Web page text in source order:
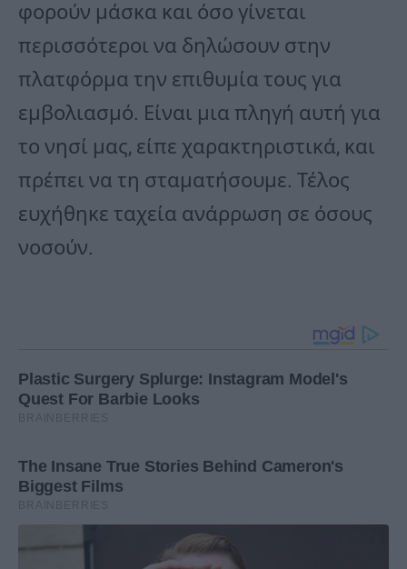
φορούν μάσκα και όσο γίνεται
περισσότεροι να δηλώσουν στην
πλατφόρμα την επιθυμία τους για
εμβολιασμό. Είναι μια πληγή αυτή για
το νησί μας, είπε χαρακτηριστικά, και
πρέπει να τη σταματήσουμε. Τέλος
ευχήθηκε ταχεία ανάρρωση σε όσους
νοσούν.